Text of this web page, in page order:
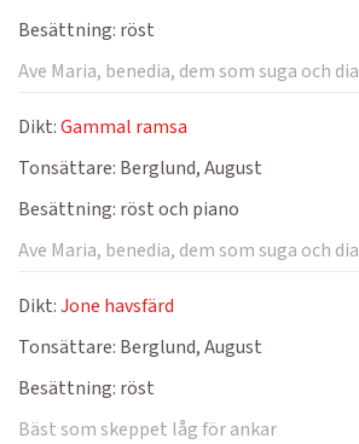
Besättning: röst
Ave Maria, benedia, dem som suga och dia
Dikt:Gammal ramsa
Tonsättare: Berglund, August
Besättning: röst och piano
Ave Maria, benedia, dem som suga och dia
Dikt:Jone havsfärd
Tonsättare: Berglund, August
Besättning: röst
Bäst som skeppet låg för ankar